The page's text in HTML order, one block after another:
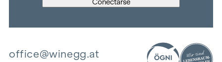
office@winegg.at